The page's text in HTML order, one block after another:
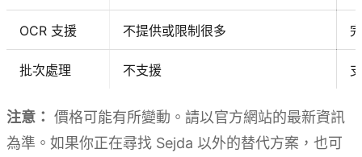
OCR 支援 不提供或限制很多
批次處理 不支援
注意： 價格可能有所變動。請以官方網站的最新資訊
為準。如果你正在尋找 Sejda 以外的替代方案，也可